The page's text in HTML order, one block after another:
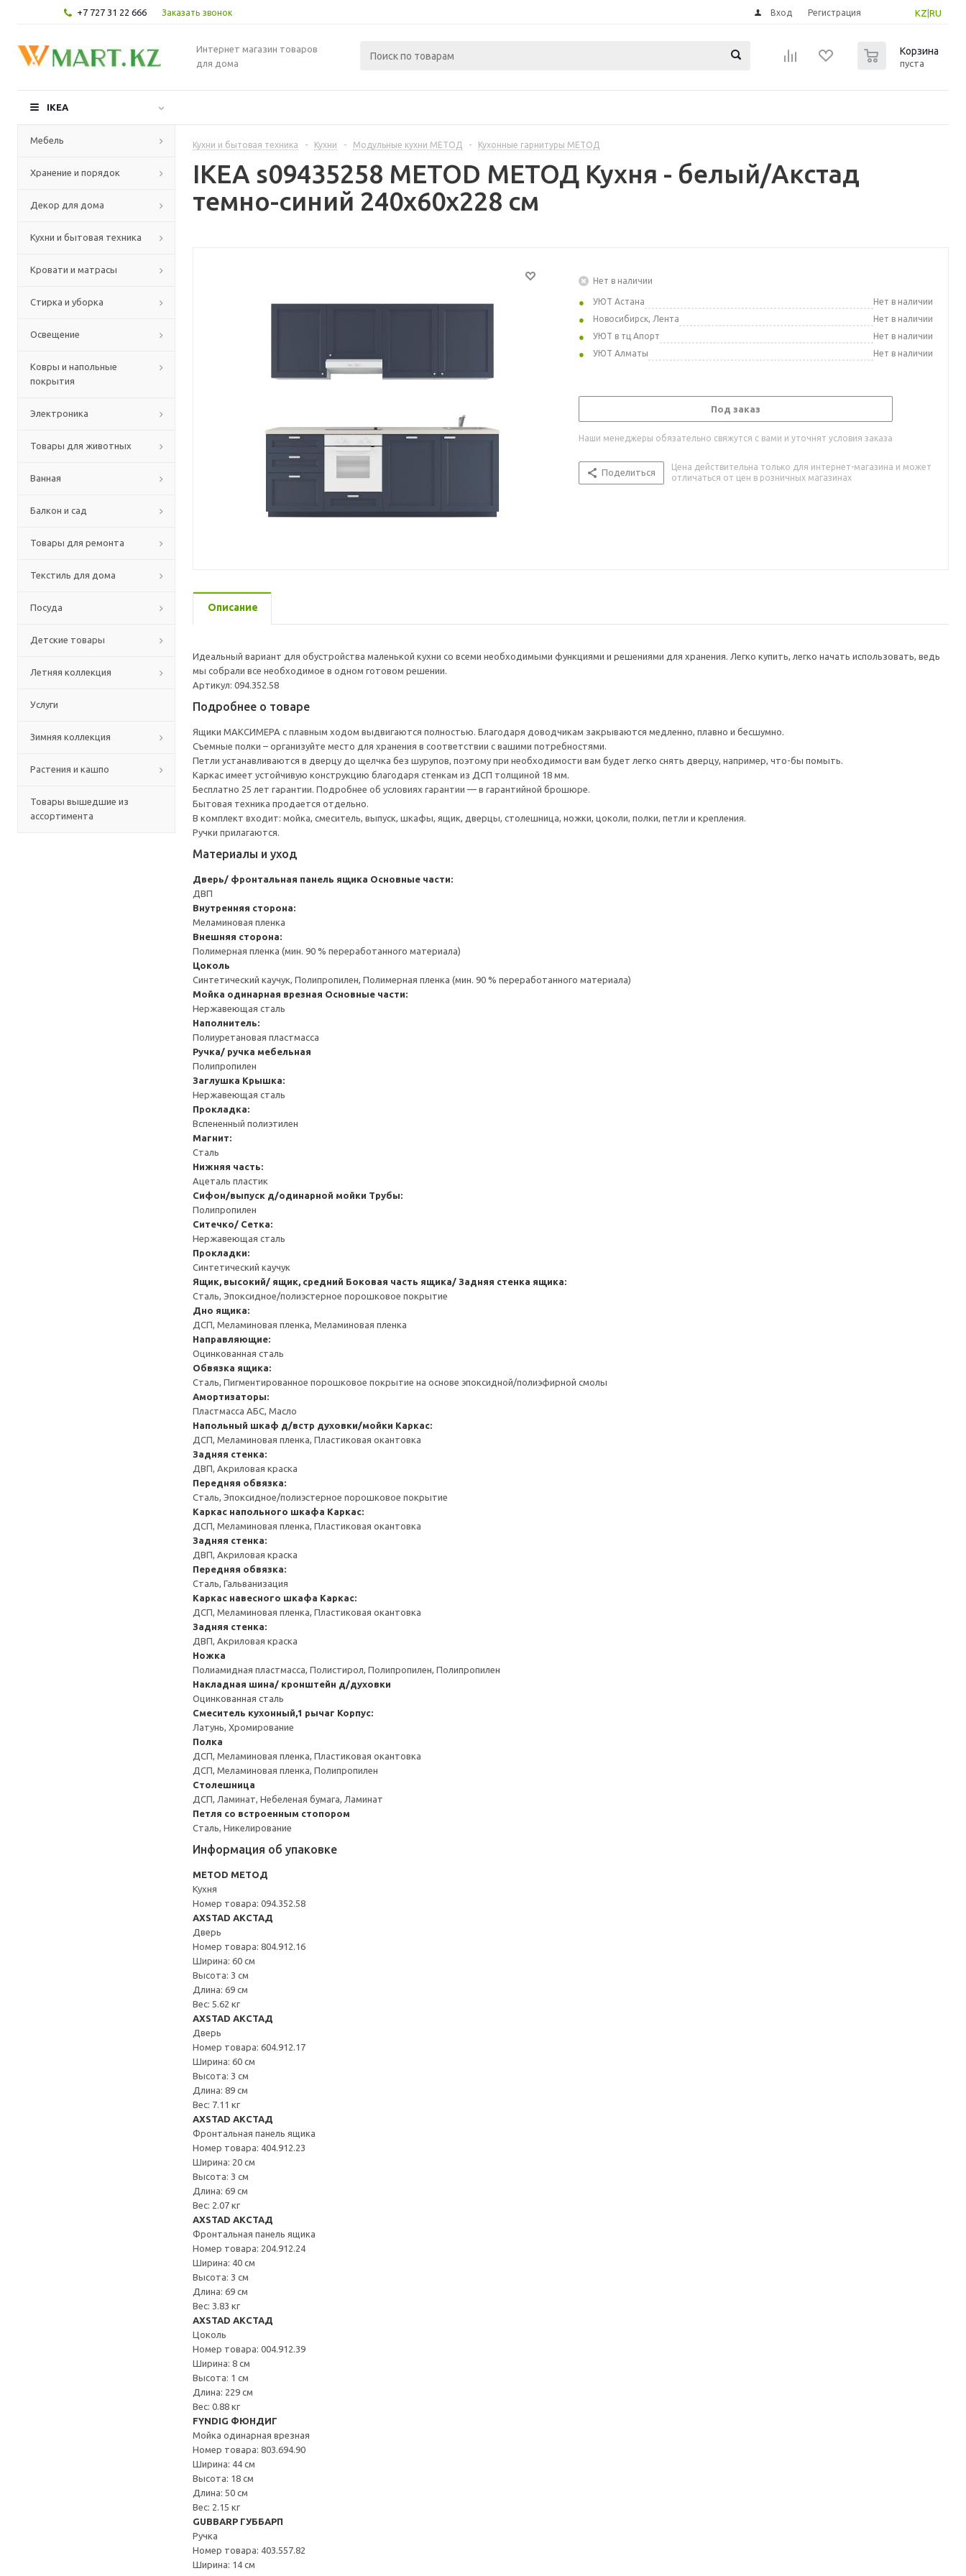
+7 727 31 22 666 Заказать звонок KZ RU
Вход Регистрация
Интернет магазин товаров
для дома
Корзина
пуста
IKEA
Мебель
Хранение и порядок
Декор для дома
Кухни и бытовая техника
Кровати и матрасы
Стирка и уборка
Освещение
Ковры и напольные
покрытия
Электроника
Товары для животных
Ванная
Балкон и сад
Товары для ремонта
Текстиль для дома
Посуда
Детские товары
Летняя коллекция
Услуги
Зимняя коллекция
Растения и кашпо
Товары вышедшие из
ассортимента
Кухни и бытовая техника - Кухни - Модульные кухни МЕТОД - Кухонные гарнитуры МЕТОД
IKEA s09435258 METOD МЕТОД Кухня - белый/Акстад
темно-синий 240x60x228 см
Нет в наличии
УЮТ Астана
Нет в наличии
Новосибирск, Лента
Нет в наличии
УЮТ в тц Апорт
Нет в наличии
УЮТ Алматы
Нет в наличии
Под заказ
Наши менеджеры обязательно свяжутся с вами и уточнят условия заказа
Поделиться
Цена действительна только для интернет-магазина и может
отличаться от цен в розничных магазинах
Описание
Идеальный вариант для обустройства маленькой кухни со всеми необходимыми функциями и решениями для хранения. Легко купить, легко начать использовать, ведь
мы собрали все необходимое в одном готовом решении.
Артикул: 094.352.58
Подробнее о товаре
Ящики МАКСИМЕРА с плавным ходом выдвигаются полностью. Благодаря доводчикам закрываются медленно, плавно и бесшумно.
Съемные полки – организуйте место для хранения в соответствии с вашими потребностями.
Петли устанавливаются в дверцу до щелчка без шурупов, поэтому при необходимости вам будет легко снять дверцу, например, что-бы помыть.
Каркас имеет устойчивую конструкцию благодаря стенкам из ДСП толщиной 18 мм.
Бесплатно 25 лет гарантии. Подробнее об условиях гарантии — в гарантийной брошюре.
Бытовая техника продается отдельно.
В комплект входит: мойка, смеситель, выпуск, шкафы, ящик, дверцы, столешница, ножки, цоколи, полки, петли и крепления.
Ручки прилагаются.
Материалы и уход
Дверь/ фронтальная панель ящика Основные части:
ДВП
Внутренняя сторона:
Меламиновая пленка
Внешняя сторона:
Полимерная пленка (мин. 90 % переработанного материала)
Цоколь
Синтетический каучук, Полипропилен, Полимерная пленка (мин. 90 % переработанного материала)
Мойка одинарная врезная Основные части:
Нержавеющая сталь
Наполнитель:
Полиуретановая пластмасса
Ручка/ ручка мебельная
Полипропилен
Заглушка Крышка:
Нержавеющая сталь
Прокладка:
Вспененный полиэтилен
Магнит:
Сталь
Нижняя часть:
Ацеталь пластик
Сифон/выпуск д/одинарной мойки Трубы:
Полипропилен
Ситечко/ Сетка:
Нержавеющая сталь
Прокладки:
Синтетический каучук
Ящик, высокий/ ящик, средний Боковая часть ящика/ Задняя стенка ящика:
Сталь, Эпоксидное/полиэстерное порошковое покрытие
Дно ящика:
ДСП, Меламиновая пленка, Меламиновая пленка
Направляющие:
Оцинкованная сталь
Обвязка ящика:
Сталь, Пигментированное порошковое покрытие на основе эпоксидной/полиэфирной смолы
Амортизаторы:
Пластмасса АБС, Масло
Напольный шкаф д/встр духовки/мойки Каркас:
ДСП, Меламиновая пленка, Пластиковая окантовка
Задняя стенка:
ДВП, Акриловая краска
Передняя обвязка:
Сталь, Эпоксидное/полиэстерное порошковое покрытие
Каркас напольного шкафа Каркас:
ДСП, Меламиновая пленка, Пластиковая окантовка
Задняя стенка:
ДВП, Акриловая краска
Передняя обвязка:
Сталь, Гальванизация
Каркас навесного шкафа Каркас:
ДСП, Меламиновая пленка, Пластиковая окантовка
Задняя стенка:
ДВП, Акриловая краска
Ножка
Полиамидная пластмасса, Полистирол, Полипропилен, Полипропилен
Накладная шина/ кронштейн д/духовки
Оцинкованная сталь
Смеситель кухонный,1 рычаг Корпус:
Латунь, Хромирование
Полка
ДСП, Меламиновая пленка, Пластиковая окантовка
ДСП, Меламиновая пленка, Полипропилен
Столешница
ДСП, Ламинат, Небеленая бумага, Ламинат
Петля со встроенным стопором
Сталь, Никелирование
Информация об упаковке
METOD МЕТОД
Кухня
Номер товара: 094.352.58
AXSTAD АКСТАД
Дверь
Номер товара: 804.912.16
Ширина: 60 см
Высота: 3 см
Длина: 69 см
Вес: 5.62 кг
AXSTAD АКСТАД
Дверь
Номер товара: 604.912.17
Ширина: 60 см
Высота: 3 см
Длина: 89 см
Вес: 7.11 кг
AXSTAD АКСТАД
Фронтальная панель ящика
Номер товара: 404.912.23
Ширина: 20 см
Высота: 3 см
Длина: 69 см
Вес: 2.07 кг
AXSTAD АКСТАД
Фронтальная панель ящика
Номер товара: 204.912.24
Ширина: 40 см
Высота: 3 см
Длина: 69 см
Вес: 3.83 кг
AXSTAD АКСТАД
Цоколь
Номер товара: 004.912.39
Ширина: 8 см
Высота: 1 см
Длина: 229 см
Вес: 0.88 кг
FYNDIG ФЮНДИГ
Мойка одинарная врезная
Номер товара: 803.694.90
Ширина: 44 см
Высота: 18 см
Длина: 50 см
Вес: 2.15 кг
GUBBARP ГУББАРП
Ручка
Номер товара: 403.557.82
Ширина: 14 см